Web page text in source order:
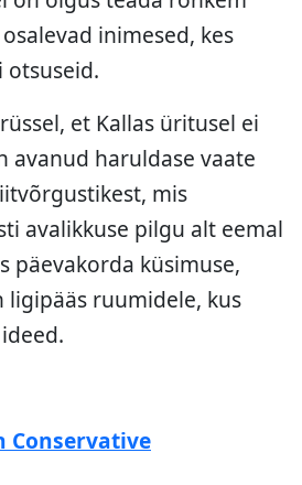
inimesed, kes
otsuseid.
et Kallas üritusel ei
avanud haruldase vaate
mis
avalikkuse pilgu alt eemal
päevakorda küsimuse,
ruumidele, kus
Conservative